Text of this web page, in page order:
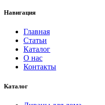
Навигация
Главная
Статьи
Каталог
О нас
Контакты
Каталог